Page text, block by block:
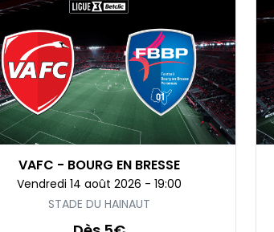
VAFC - BOURG EN BRESSE
Vendredi 14 août 2026 - 19:00
STADE DU HAINAUT